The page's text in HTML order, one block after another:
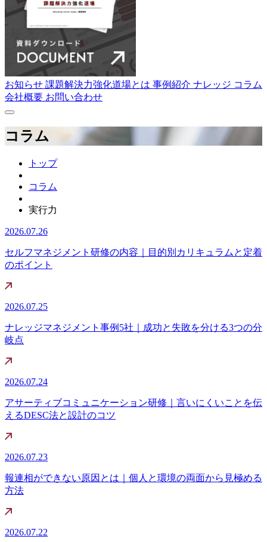
お知らせ 課題解決力強化道場とは 事例紹介 ナレッジ コラム
会社概要 お問い合わせ
コラム
トップ
コラム
実行力
2026.07.26
セルフマネジメント研修の内容｜目的別カリキュラムと定着
のポイント
2026.07.25
ナレッジマネジメント事例5社｜成功と失敗を分ける3つの分
岐点
2026.07.24
アサーティブコミュニケーション研修｜言いにくいことを伝
えるDESC法と設計のコツ
2026.07.23
報連相ができない原因とは｜個人と環境の両面から見極める
方法
2026.07.22